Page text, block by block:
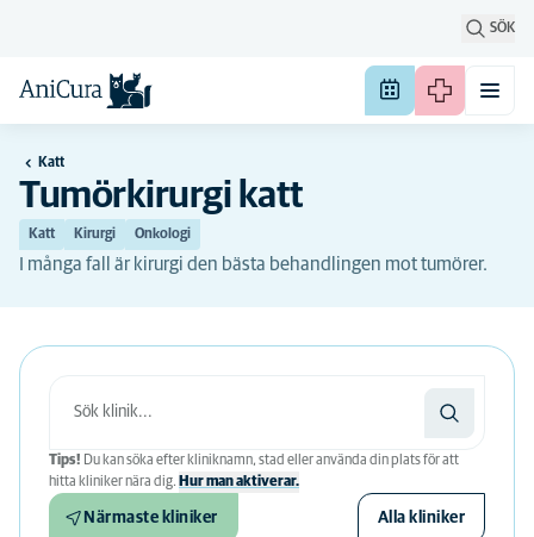
SÖK
Katt
Tumörkirurgi katt
Katt Kirurgi Onkologi
I många fall är kirurgi den bästa behandlingen mot tumörer.
Tips! Du kan söka efter kliniknamn, stad eller använda din plats för att
hitta kliniker nära dig. Hur man aktiverar.
Närmaste kliniker Alla kliniker